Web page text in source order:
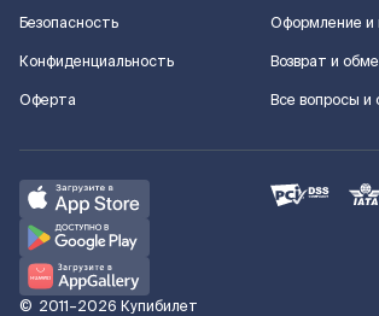
Безопасность
Конфиденциальность
Оферта
Оформление и
Возврат и
Все вопросы и
© 2011–2026 Купибилет